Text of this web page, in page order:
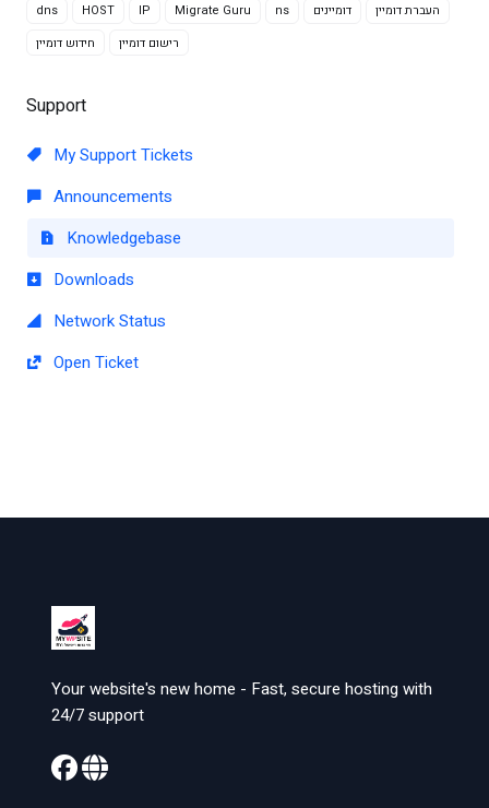
dns HOST IP Migrate Guru ns דומיינים
העברת דומיין
חידוש דומיין
רישום דומיין
Support
My Support Tickets
Announcements
Knowledgebase
Downloads
Network Status
Open Ticket
Your website's new home - Fast, secure hosting with
24/7 support